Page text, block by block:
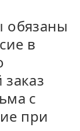
обязаны
в
с
при